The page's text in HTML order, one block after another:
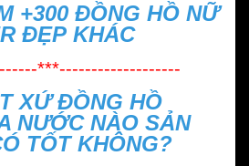
+300 ĐỒNG HỒ NỮ
ĐẸPKHÁC
***-------------------
XỨ ĐỒNG HỒ
NƯỚC NÀO SẢN
TỐT KHÔNG?